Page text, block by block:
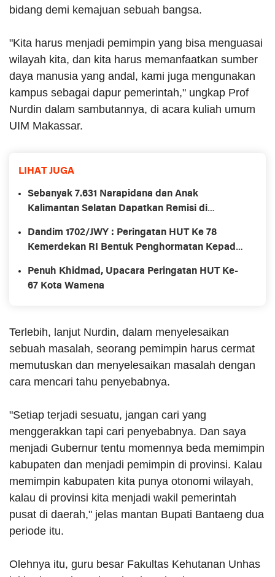
bidang demi kemajuan sebuah bangsa.
"Kita harus menjadi pemimpin yang bisa menguasai
wilayah kita, dan kita harus memanfaatkan sumber
daya manusia yang andal, kami juga mengunakan
kampus sebagai dapur pemerintah," ungkap Prof
Nurdin dalam sambutannya, di acara kuliah umum
UIM Makassar.
LIHAT JUGA
Sebanyak 7.631 Narapidana dan Anak
Kalimantan Selatan Dapatkan Remisi di
Dandim 1702/JWY : Peringatan HUT Ke 78
Kemerdekan RI Bentuk Penghormatan Kepada
Penuh Khidmad, Upacara Peringatan HUT Ke-
67 Kota Wamena
Terlebih, lanjut Nurdin, dalam menyelesaikan
sebuah masalah, seorang pemimpin harus cermat
memutuskan dan menyelesaikan masalah dengan
cara mencari tahu penyebabnya.
"Setiap terjadi sesuatu, jangan cari yang
menggerakkan tapi cari penyebabnya. Dan saya
menjadi Gubernur tentu momennya beda memimpin
kabupaten dan menjadi pemimpin di provinsi. Kalau
memimpin kabupaten kita punya otonomi wilayah,
kalau di provinsi kita menjadi wakil pemerintah
pusat di daerah," jelas mantan Bupati Bantaeng dua
periode itu.
Olehnya itu, guru besar Fakultas Kehutanan Unhas